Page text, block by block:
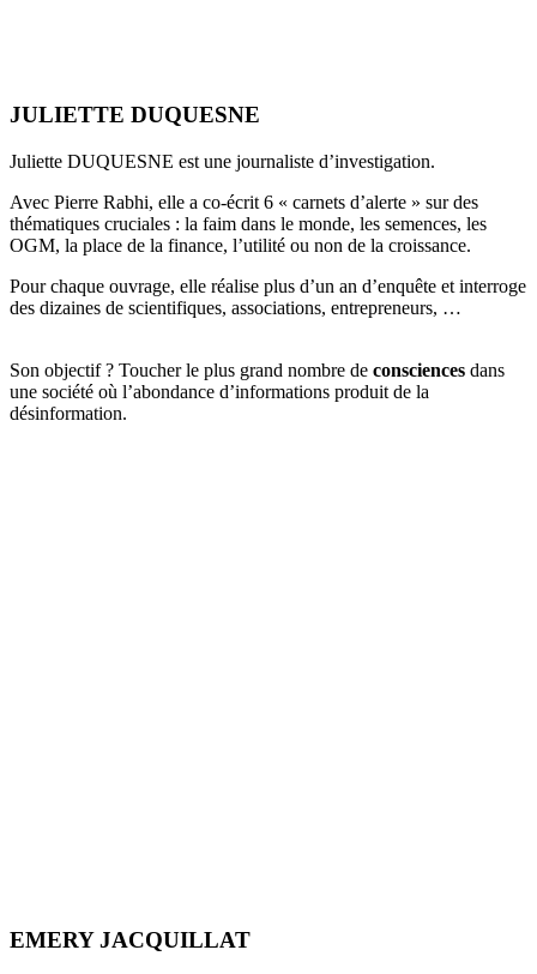
JULIETTE DUQUESNE
Juliette DUQUESNE est une journaliste d’investigation.
Avec Pierre Rabhi, elle a co-écrit 6 « carnets d’alerte » sur des
thématiques cruciales : la faim dans le monde, les semences, les
OGM, la place de la finance, l’utilité ou non de la croissance.
Pour chaque ouvrage, elle réalise plus d’un an d’enquête et interroge
des dizaines de scientifiques, associations, entrepreneurs, …
Son objectif ? Toucher le plus grand nombre de consciences dans
une société où l’abondance d’informations produit de la
désinformation.
EMERY JACQUILLAT